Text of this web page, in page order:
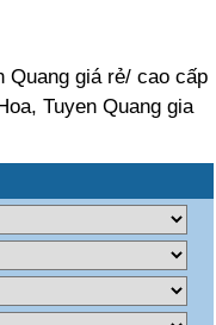
Quang giá rẻ/ cao cấp
Tuyen Quang gia